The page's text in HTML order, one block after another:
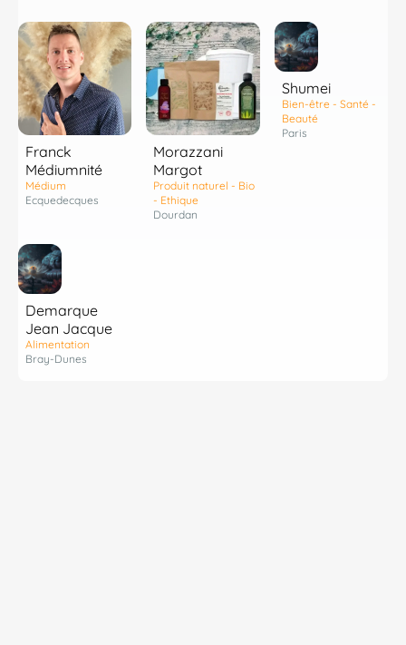
Franck
Médiumnité
Médium
Ecquedecques
Morazzani
Margot
Produit naturel - Bio
- Ethique
Dourdan
Shumei
Bien-être - Santé -
Beauté
Paris
Demarque
Jean Jacque
Alimentation
Bray-Dunes